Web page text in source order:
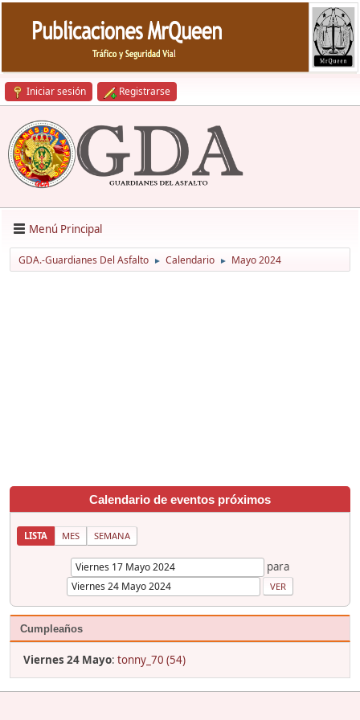
Iniciar sesión Registrarse
Menú Principal
GDA.-Guardianes Del Asfalto ► Calendario ► Mayo 2024
Calendario de eventos próximos
LISTA MES SEMANA
para
Cumpleaños
Viernes 24 Mayo: tonny_70 (54)